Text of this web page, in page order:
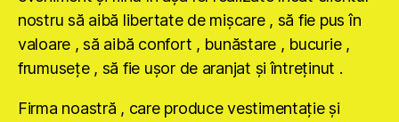
nostru să aibă libertate de mişcare , să fie pus în
valoare , să aibă confort , bunăstare , bucurie ,
frumuseţe , să fie uşor de aranjat şi întreţinut .
Firma noastră , care produce vestimentaţie şi